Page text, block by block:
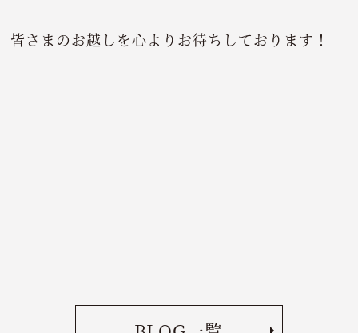
皆さまのお越しを心よりお待ちしております！